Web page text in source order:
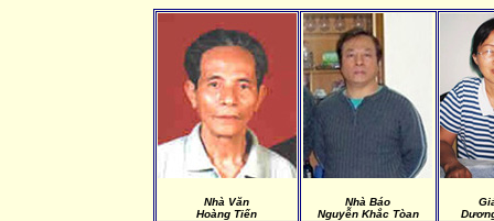
Nhà Văn
Hoàng Tiến
Nhà Báo
Nguyễn Khắc Tòan